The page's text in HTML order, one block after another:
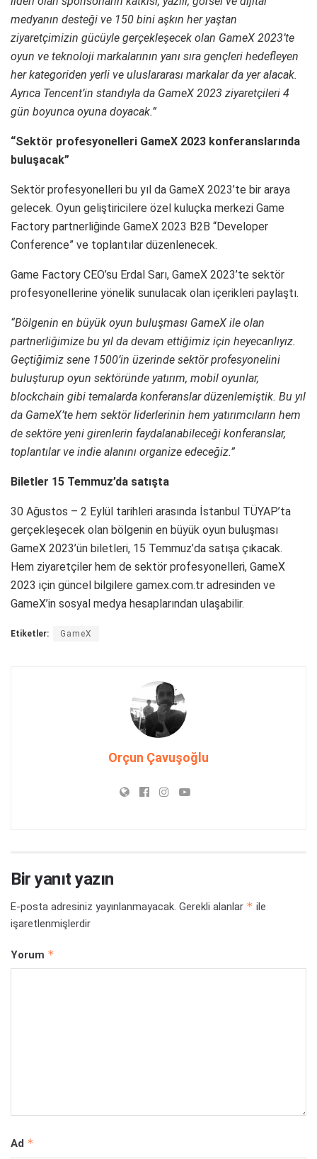
medyanın desteği ve 150 bini aşkın her yaştan
ziyaretçimizin gücüyle gerçekleşecek olan GameX 2023’te
oyun ve teknoloji markalarının yanı sıra gençleri hedefleyen
her kategoriden yerli ve uluslararası markalar da yer alacak.
Ayrıca Tencent’in standıyla da GameX 2023 ziyaretçileri 4
gün boyunca oyuna doyacak.”
“Sektör profesyonelleri GameX 2023 konferanslarında
buluşacak”
Sektör profesyonelleri bu yıl da GameX 2023’te bir araya
gelecek. Oyun geliştiricilere özel kuluçka merkezi Game
Factory partnerliğinde GameX 2023 B2B “Developer
Conference” ve toplantılar düzenlenecek.
Game Factory CEO’su Erdal Sarı, GameX 2023’te sektör
profesyonellerine yönelik sunulacak olan içerikleri paylaştı.
“Bölgenin en büyük oyun buluşması GameX ile olan
partnerliğimize bu yıl da devam ettiğimiz için heyecanlıyız.
Geçtiğimiz sene 1500’in üzerinde sektör profesyonelini
buluşturup oyun sektöründe yatırım, mobil oyunlar,
blockchain gibi temalarda konferanslar düzenlemiştik. Bu yıl
da GameX’te hem sektör liderlerinin hem yatırımcıların hem
de sektöre yeni girenlerin faydalanabileceği konferanslar,
toplantılar ve indie alanını organize edeceğiz.”
Biletler 15 Temmuz’da satışta
30 Ağustos – 2 Eylül tarihleri arasında İstanbul TÜYAP’ta
gerçekleşecek olan bölgenin en büyük oyun buluşması
GameX 2023’ün biletleri, 15 Temmuz’da satışa çıkacak.
Hem ziyaretçiler hem de sektör profesyonelleri, GameX
2023 için güncel bilgilere gamex.com.tr adresinden ve
GameX’in sosyal medya hesaplarından ulaşabilir.
Etiketler: GameX
Orçun Çavuşoğlu
Bir yanıt yazın
E-posta adresiniz yayınlanmayacak. Gerekli alanlar * ile
işaretlenmişlerdir
Yorum *
Ad *